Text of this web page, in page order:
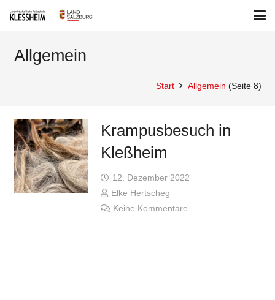
Allgemein
Start Allgemein (Seite 8)
Krampusbesuch in
Kleßheim
12. Dezember 2022
Elke Hertscheg
Keine Kommentare